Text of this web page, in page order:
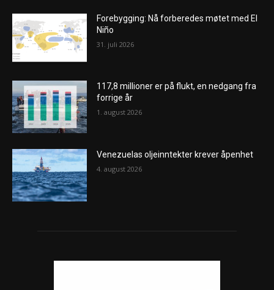
Forebygging: Nå forberedes møtet med El
Niño
31. juli 2026
117,8 millioner er på flukt, en nedgang fra
forrige år
1. august 2026
Venezuelas oljeinntekter krever åpenhet
4. august 2026